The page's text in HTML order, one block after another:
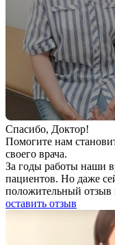
Спаcибо, Доктор!
Помогите нам
своего врача.
За годы работы наши
пациентов. Но даже
положительный отзыв
оставить отзыв